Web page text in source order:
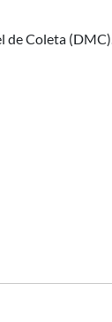
de Coleta (DMC).